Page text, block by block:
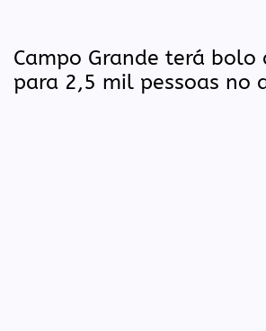
Campo Grande terá bolo
para 2,5 mil pessoas no